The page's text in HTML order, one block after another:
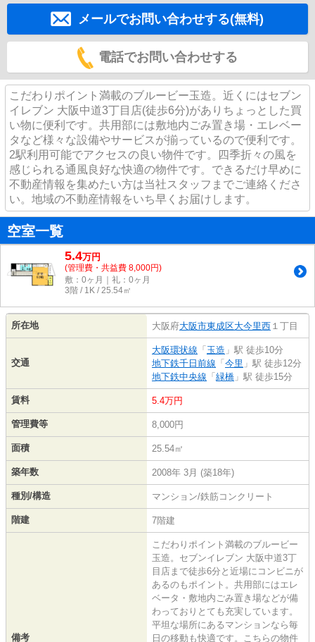
メールでお問い合わせする(無料)
電話でお問い合わせする
こだわりポイント満載のブルービー玉造。近くにはセブン
イレブン 大阪中道3丁目店(徒歩6分)がありちょっとした買
い物に便利です。共用部には敷地内ごみ置き場・エレベー
タなど様々な設備やサービスが揃っているので便利です。
2駅利用可能でアクセスの良い物件です。四季折々の風を
感じられる通風良好な快適の物件です。できるだけ早めに
不動産情報を集めたい方は当社スタッフまでご連絡くださ
い。地域の不動産情報をいち早くお届けします。
空室一覧
5.4万円
(管理費・共益費 8,000円)
敷：0ヶ月｜礼：0ヶ月
3階 / 1K / 25.54㎡
所在地 大阪府大阪市東成区大今里西 １丁目
交通
大阪環状線 「 玉造 」駅 徒歩10分
地下鉄千日前線 「 今里 」駅 徒歩12分
地下鉄中央線 「 緑橋 」駅 徒歩15分
賃料 5.4万円
管理費等 8,000円
面積 25.54㎡
築年数 2008年 3月 (築18年)
種別/構造 マンション/鉄筋コンクリート
階建 7階建
備考
こだわりポイント満載のブルービー
玉造。セブンイレブン 大阪中道3丁
目店まで徒歩6分と近場にコンビニが
あるのもポイント。共用部にはエレ
ベータ・敷地内ごみ置き場などが備
わっておりとても充実しています。
平坦な場所にあるマンションなら毎
日の移動も快適です。こちらの物件